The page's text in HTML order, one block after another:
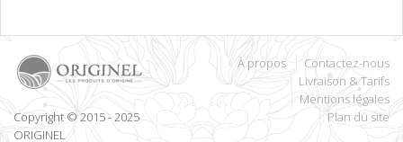
Copyright © 2015 - 2025
ORIGINEL
À propos
Contactez-nous
Livraison & Tarifs
Mentions légales
Plan du site